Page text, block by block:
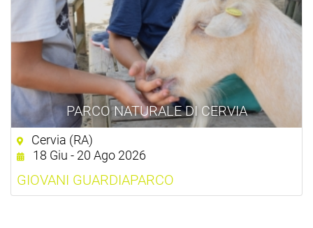
PARCO NATURALE DI CERVIA
Cervia (RA)
18 Giu - 20 Ago 2026
GIOVANI GUARDIAPARCO